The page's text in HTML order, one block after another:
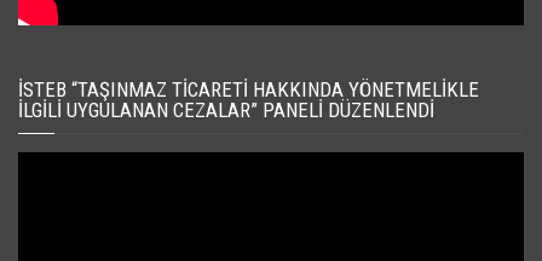
İSTEB “TAŞINMAZ TICARETI HAKKINDA YÖNETMELIKLE
İLGILI UYGULANAN CEZALAR” PANELI DÜZENLENDI